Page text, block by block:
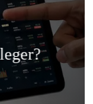
Überspringen